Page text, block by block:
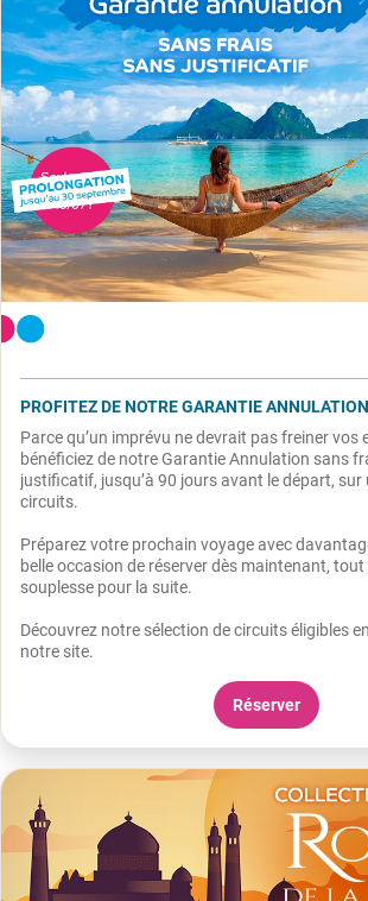
PROFITEZ DE NOTRE GARANTIE ANNULATION
Parce qu’un imprévu ne devrait pas freiner vos
bénéficiez de notre Garantie Annulation sans
justificatif, jusqu’à 90 jours avant le départ, sur
circuits.
Préparez votre prochain voyage avec
belle occasion de réserver dès maintenant,
souplesse pour la suite.
Découvrez notre sélection de circuits éligibles
notre site.
Réserver